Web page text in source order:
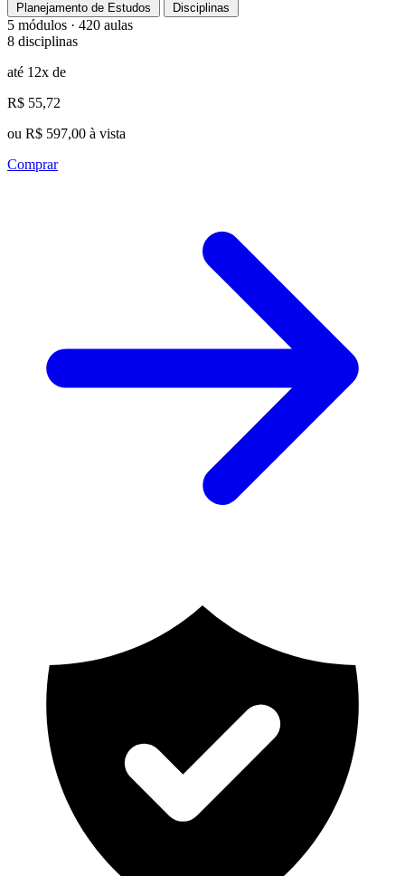
Planejamento de Estudos Disciplinas
5 módulos · 420 aulas
8 disciplinas
até 12x de
R$ 55,72
ou R$ 597,00 à vista
Comprar